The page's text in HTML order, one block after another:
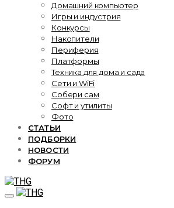
Домашний компьютер
Игры и индустрия
Конкурсы
Накопители
Периферия
Платформы
Техника для дома и сада
Сети и WiFi
Собери сам
Софт и утилиты
Фото
СТАТЬИ
ПОДБОРКИ
НОВОСТИ
ФОРУМ